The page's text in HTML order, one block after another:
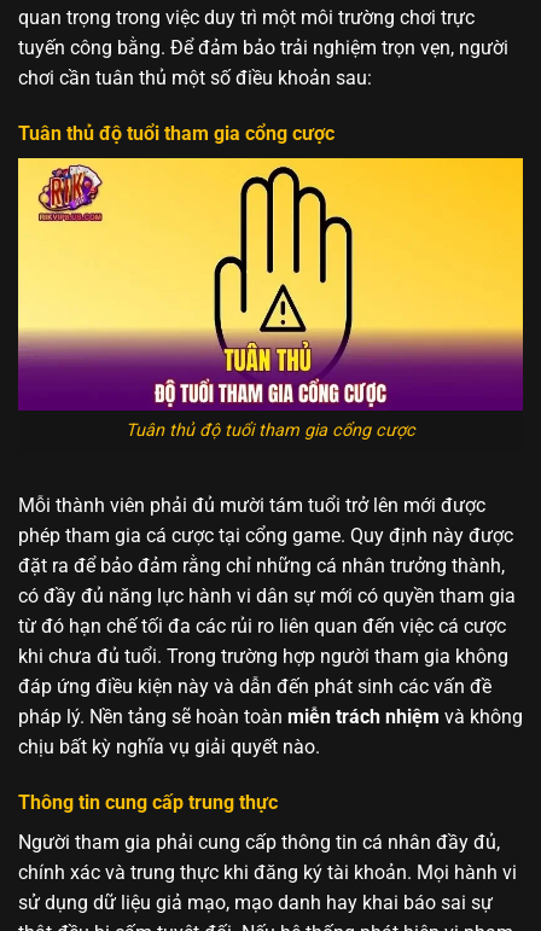
quan trọng trong việc duy trì một môi trường chơi trực
tuyến công bằng. Để đảm bảo trải nghiệm trọn vẹn, người
chơi cần tuân thủ một số điều khoản sau:
Tuân thủ độ tuổi tham gia cổng cược
Tuân thủ độ tuổi tham gia cổng cược
Mỗi thành viên phải đủ mười tám tuổi trở lên mới được
phép tham gia cá cược tại cổng game. Quy định này được
đặt ra để bảo đảm rằng chỉ những cá nhân trưởng thành,
có đầy đủ năng lực hành vi dân sự mới có quyền tham gia
từ đó hạn chế tối đa các rủi ro liên quan đến việc cá cược
khi chưa đủ tuổi. Trong trường hợp người tham gia không
đáp ứng điều kiện này và dẫn đến phát sinh các vấn đề
pháp lý. Nền tảng sẽ hoàn toàn miễn trách nhiệm và không
chịu bất kỳ nghĩa vụ giải quyết nào.
Thông tin cung cấp trung thực
Người tham gia phải cung cấp thông tin cá nhân đầy đủ,
chính xác và trung thực khi đăng ký tài khoản. Mọi hành vi
sử dụng dữ liệu giả mạo, mạo danh hay khai báo sai sự